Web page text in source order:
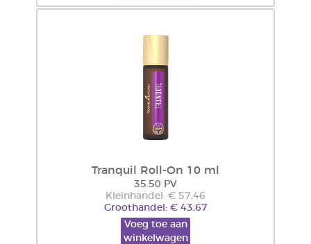
Tranquil Roll-On 10 ml
35.50 PV
Kleinhandel: € 57,46
Groothandel: € 43,67
Voeg toe aan
winkelwagen